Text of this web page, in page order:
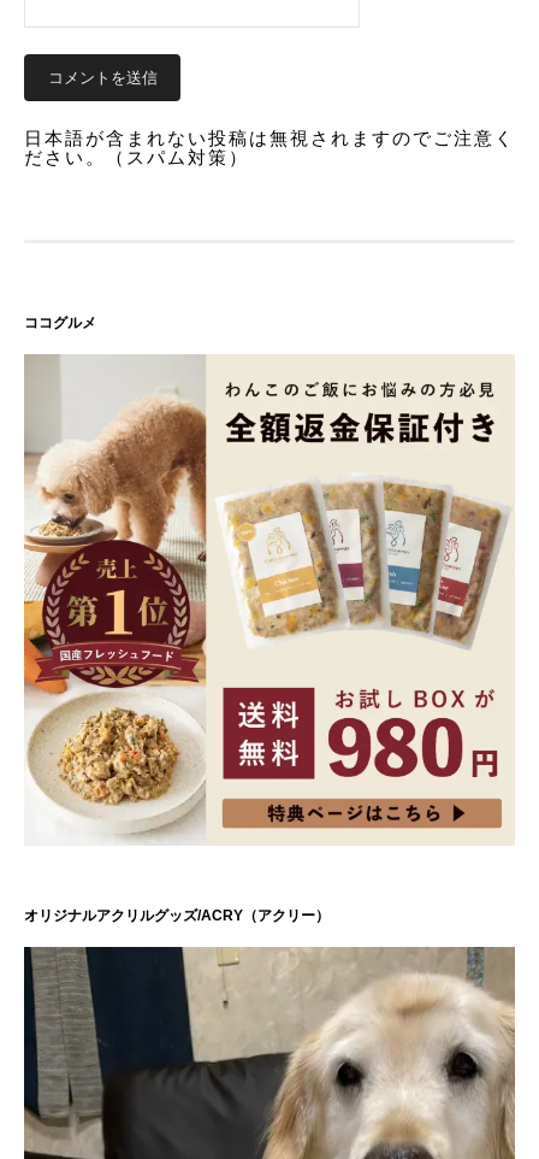
日本語が含まれない投稿は無視されますのでご注意く
ださい。（スパム対策）
ココグルメ
オリジナルアクリルグッズ/ACRY（アクリー）